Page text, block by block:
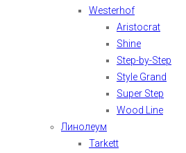
Westerhof
Aristocrat
Shine
Step-by-Step
Style Grand
Super Step
Wood Line
Линолеум
Tarkett